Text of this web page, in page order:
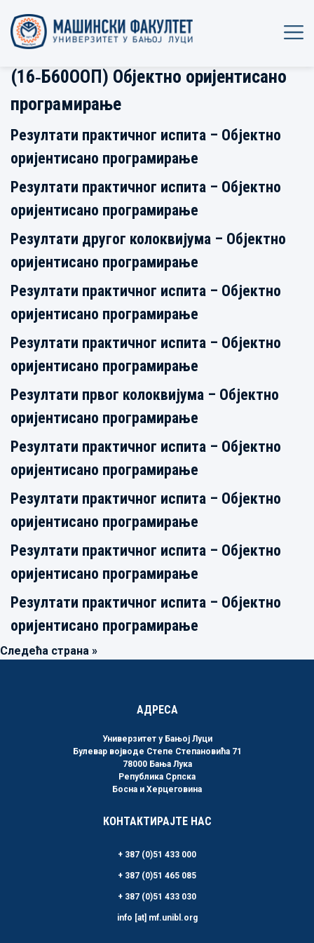
(16‐Б60ООП) Објектно оријентисано
програмирање
Резултати практичног испита – Објектно
оријентисано програмирање
Резултати практичног испита – Објектно
оријентисано програмирање
Резултати другог колоквијума – Објектно
оријентисано програмирање
Резултати практичног испита – Објектно
оријентисано програмирање
Резултати практичног испита – Објектно
оријентисано програмирање
Резултати првог колоквијума – Објектно
оријентисано програмирање
Резултати практичног испита – Објектно
оријентисано програмирање
Резултати практичног испита – Објектно
оријентисано програмирање
Резултати практичног испита – Објектно
оријентисано програмирање
Резултати практичног испита – Објектно
оријентисано програмирање
Следећа страна »
АДРЕСА
Универзитет у Бањој Луци
Булевар војводе Степе Степановића 71
78000 Бања Лука
Република Српска
Босна и Херцеговина
КОНТАКТИРАЈТЕ НАС
+ 387 (0)51 433 000
+ 387 (0)51 465 085
+ 387 (0)51 433 030
info [at] mf.unibl.org